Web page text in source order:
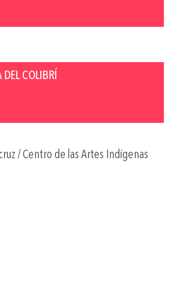
COLIBRÍ
/ Centro de las Artes Indígenas